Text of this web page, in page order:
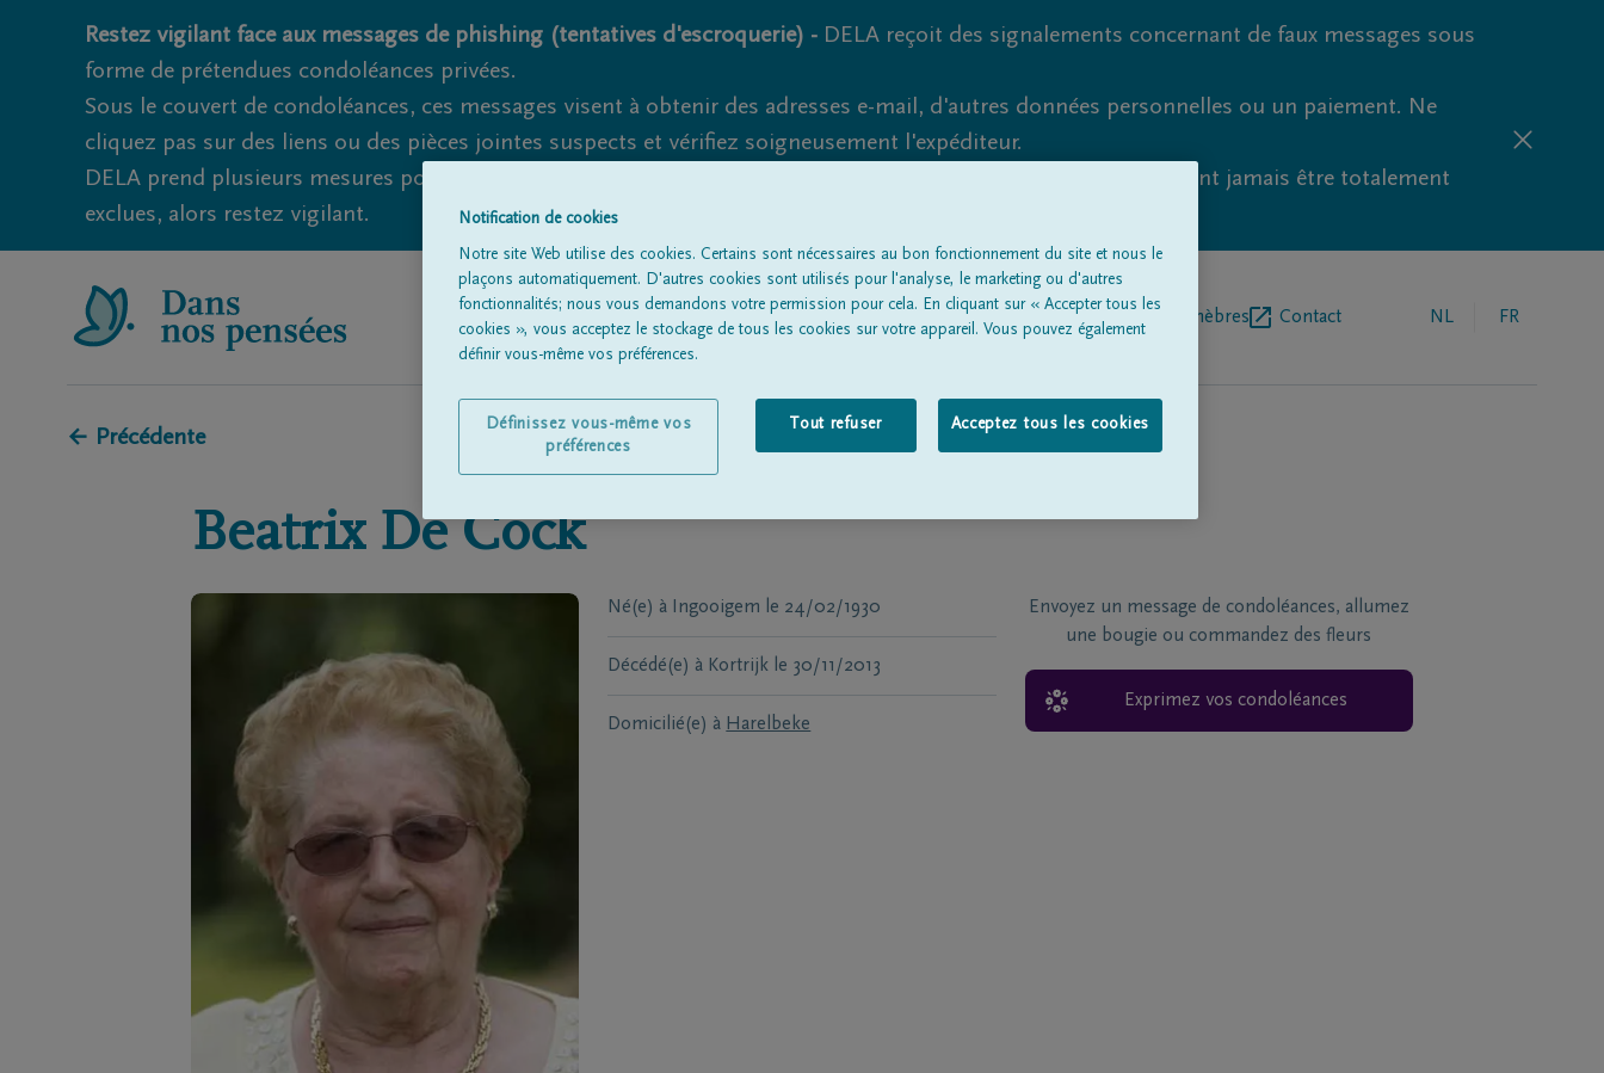
Restez vigilant face aux messages de phishing (tentatives d'escroquerie) - DELA reçoit des signalements concernant de faux messages sous
forme de prétendues condoléances privées.
Sous le couvert de condoléances, ces messages visent à obtenir des adresses e-mail, d'autres données personnelles ou un paiement. Ne
cliquez pas sur des liens ou des pièces jointes suspects et vérifiez soigneusement l'expéditeur.
DELA prend plusieurs mesures pour éviter cela. Cependant, les tentatives d'hameçonnage et de fraude ne peuvent jamais être totalement
exclues, alors restez vigilant.
Tous les avis de décès À propos de nousEntrepreneur de pompes funèbres Contact NL FR
← Précédente
Beatrix De Cock
Né(e) à Ingooigem le 24/02/1930
Décédé(e) à Kortrijk le 30/11/2013
Domicilié(e) à Harelbeke
Envoyez un message de condoléances, allumez
une bougie ou commandez des fleurs
Exprimez vos condoléances
Notification de cookies
Notre site Web utilise des cookies. Certains sont nécessaires au bon fonctionnement du site et nous le
plaçons automatiquement. D'autres cookies sont utilisés pour l'analyse, le marketing ou d'autres
fonctionnalités; nous vous demandons votre permission pour cela. En cliquant sur « Accepter tous les
cookies », vous acceptez le stockage de tous les cookies sur votre appareil. Vous pouvez également
définir vous-même vos préférences.
Tout refuser Acceptez tous les cookies
Définissez vous-même vos
préférences